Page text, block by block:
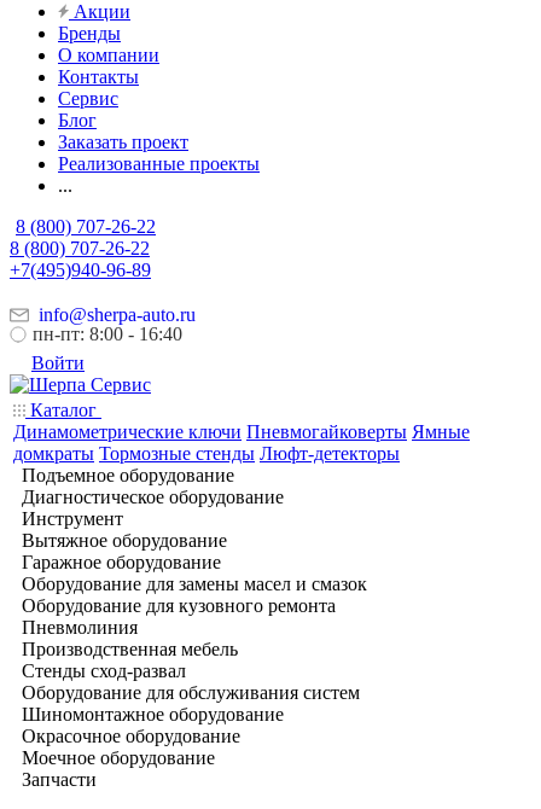
Акции
Бренды
О компании
Контакты
Сервис
Блог
Заказать проект
Реализованные проекты
...
8 (800) 707-26-22
8 (800) 707-26-22
+7(495)940-96-89
info@sherpa-auto.ru
пн-пт: 8:00 - 16:40
Войти
Каталог
Динамометрические ключи Пневмогайковерты Ямные
домкраты Тормозные стенды Люфт-детекторы
Подъемное оборудование
Диагностическое оборудование
Инструмент
Вытяжное оборудование
Гаражное оборудование
Оборудование для замены масел и смазок
Оборудование для кузовного ремонта
Пневмолиния
Производственная мебель
Стенды сход-развал
Оборудование для обслуживания систем
Шиномонтажное оборудование
Окрасочное оборудование
Моечное оборудование
Запчасти